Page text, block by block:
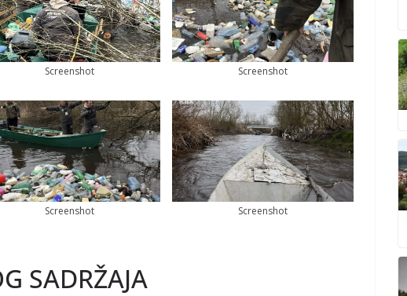
Screenshot Screenshot
Screenshot Screenshot
SADRŽAJA